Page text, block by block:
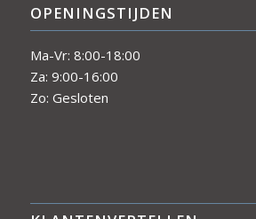
OPENINGSTIJDEN
Ma-Vr: 8:00-18:00
Za: 9:00-16:00
Zo: Gesloten